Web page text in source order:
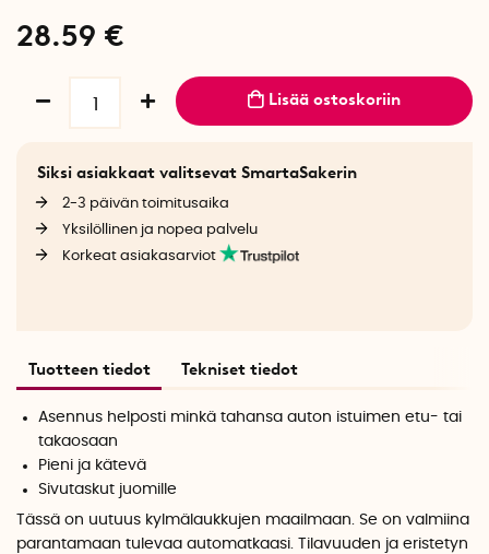
28.59 €
Lisää ostoskoriin
Siksi asiakkaat valitsevat SmartaSakerin
2-3 päivän toimitusaika
Yksilöllinen ja nopea palvelu
Korkeat asiakasarviot
Tuotteen tiedot Tekniset tiedot
Asennus helposti minkä tahansa auton istuimen etu- tai
takaosaan
Pieni ja kätevä
Sivutaskut juomille
Tässä on uutuus kylmälaukkujen maailmaan. Se on valmiina
parantamaan tulevaa automatkaasi. Tilavuuden ja eristetyn